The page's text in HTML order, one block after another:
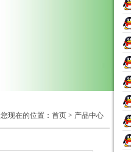
您现在的位置： 首页 > 产品中心